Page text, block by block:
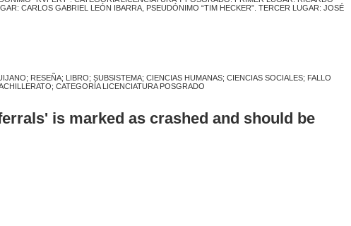
CARLOS GABRIEL LEÓN IBARRA, PSEUDÓNIMO “TIM HECKER”. TERCER LUGAR: JOSÉ
RESEÑA; LIBRO; SUBSISTEMA; CIENCIAS HUMANAS; CIENCIAS SOCIALES; FALLO
CATEGORÍA LICENCIATURA POSGRADO
is marked as crashed and should be